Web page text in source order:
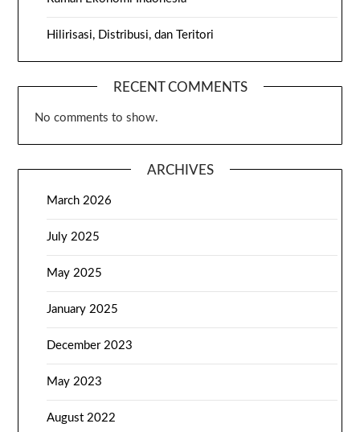
Hilirisasi, Distribusi, dan Teritori
RECENT COMMENTS
No comments to show.
ARCHIVES
March 2026
July 2025
May 2025
January 2025
December 2023
May 2023
August 2022